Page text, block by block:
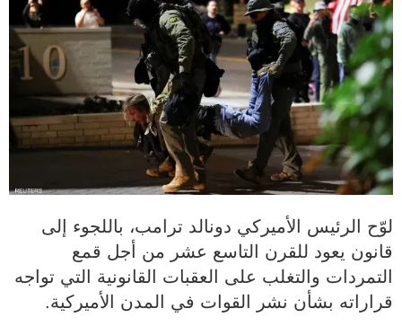
لوّح الرئيس الأميركي دونالد ترامب، باللجوء إلى
قانون يعود للقرن التاسع عشر من أجل قمع
التمردات والتغلب على العقبات القانونية التي تواجه
قراراته بشأن نشر القوات في المدن الأميركية.